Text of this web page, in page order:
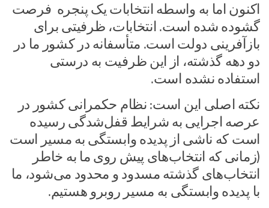
اکنون اما به واسطه انتخابات‌ یک پنجره فرصت
گشوده شده است. انتخابات، ظرفیتی برای
بازآفرینی دولت است. متأسفانه در کشور ما در
دو دهه گذشته، از این ظرفیت به درستی
استفاده نشده است.
نکته اصلی این است: نظام حکمرانی کشور در
عرصه اجرایی به شرایط قفل‌شدگی رسیده
است که ناشی از پدیده وابستگی به مسیر است
(زمانی که انتخاب‌های پیش روی ما به خاطر
انتخاب‌های گذشته مسدود و محدود می‌شود، ما
با پدیده وابستگی به مسیر روبرو هستیم.